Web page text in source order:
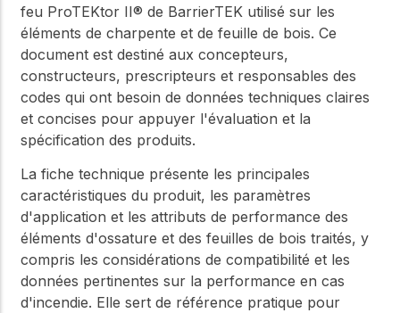
feu ProTEKtor II® de BarrierTEK utilisé sur les
éléments de charpente et de feuille de bois. Ce
document est destiné aux concepteurs,
constructeurs, prescripteurs et responsables des
codes qui ont besoin de données techniques claires
et concises pour appuyer l'évaluation et la
spécification des produits.
La fiche technique présente les principales
caractéristiques du produit, les paramètres
d'application et les attributs de performance des
éléments d'ossature et des feuilles de bois traités, y
compris les considérations de compatibilité et les
données pertinentes sur la performance en cas
d'incendie. Elle sert de référence pratique pour